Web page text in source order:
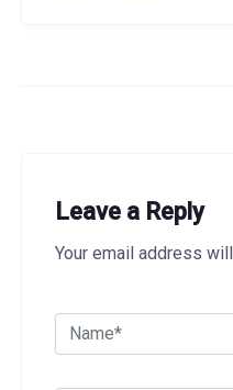
Leave a Reply
Your email address